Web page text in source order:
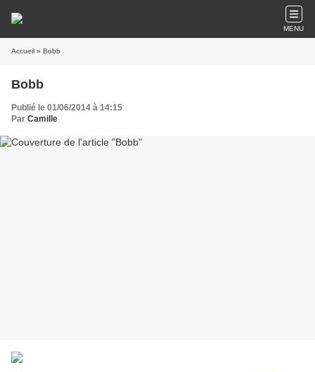
MENU
Accueil » Bobb
Bobb
Publié le 01/06/2014 à 14:15
Par Camille